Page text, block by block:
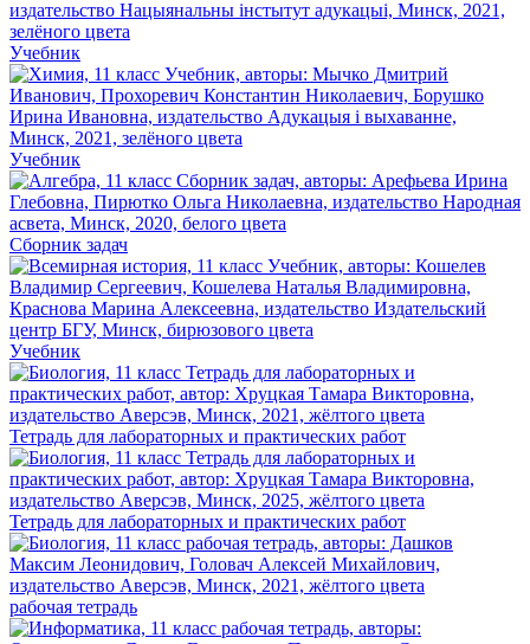
Учебник
Учебник
Сборник задач
Учебник
Тетрадь для лабораторных и практических работ
Тетрадь для лабораторных и практических работ
рабочая тетрадь